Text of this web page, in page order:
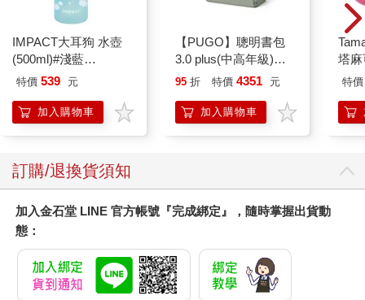
IMPACT大耳狗 水壺
(500ml)#淺藍
IMCMB01LB
特價 539 元
加入購物車
【PUGO】聰明書包
3.0 plus(中高年級)沙
綠 全新進化玩美上市
95 折 特價 4351 元
加入購物車
塔
園
特價
訂購/退換貨須知
加入金石堂 LINE 官方帳號『完成綁定』，隨時掌握出貨動
態：